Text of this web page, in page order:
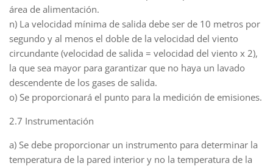
área de alimentación.
n) La velocidad mínima de salida debe ser de 10 metros por
segundo y al menos el doble de la velocidad del viento
circundante (velocidad de salida = velocidad del viento x 2),
la que sea mayor para garantizar que no haya un lavado
descendente de los gases de salida.
o) Se proporcionará el punto para la medición de emisiones.
2.7 Instrumentación
a) Se debe proporcionar un instrumento para determinar la
temperatura de la pared interior y no la temperatura de la